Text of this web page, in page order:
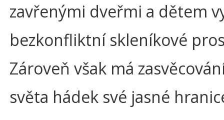
zavřenými dveřmi a dětem
bezkonfliktní skleníkové
Zároveň však má
světa hádek své jasné